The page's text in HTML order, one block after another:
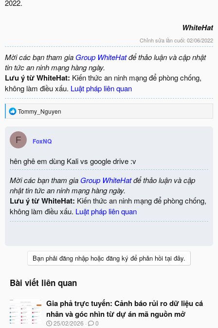
2022.
WhiteHat
Chỉnh sửa lần cuối: 02/06/2022
Mời các bạn tham gia Group WhiteHatđể thảo luận và cập nhật
tin tức an ninh mạng hàng ngày.
Lưu ý từ WhiteHat: Kiến thức an ninh mạng để phòng chống,
không làm điều xấu. Luật pháp liên quan
R
e
c
t
i
n
s
:
Tommy_Nguyen
F FoxNQ
hên ghê em dùng Kali vs google drive :v
Mời các bạn tham gia Group WhiteHatđể thảo luận và cập
nhật tin tức an ninh mạng hàng ngày.
Lưu ý từ WhiteHat: Kiến thức an ninh mạng để phòng chống,
không làm điều xấu. Luật pháp liên quan
Bạn phải đăng nhập hoặc đăng ký để phản hồi tại đây.
Bài viết liên quan
Gia phả trực tuyến: Cảnh báo rủi ro dữ liệu cá
nhân và góc nhìn từ dự án mã nguồn mở
N
25/02/2026 0